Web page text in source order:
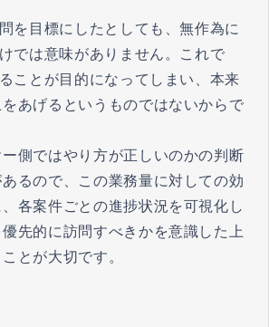
を目標にしたとしても、無作為に
では意味がありません。これで
ことが目的になってしまい、本来
あげるというものではないからで
側ではやり方が正しいのかの判断
るので、この業務量に対しての効
各案件ごとの進捗状況を可視化し
先的に訪問すべきかを意識した上
とが大切です。